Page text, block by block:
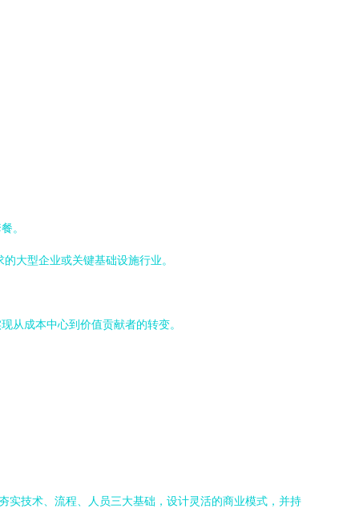
。
大型企业或关键基础设施行业。
成本中心到价值贡献者的转变。
实技术、流程、人员三大基础，设计灵活的商业模式，并持